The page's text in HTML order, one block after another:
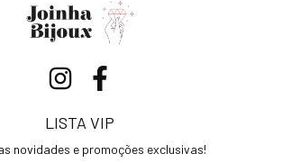
LISTA VIP
novidades e promoções exclusivas!